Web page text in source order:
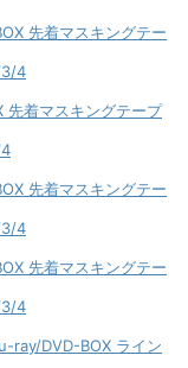
BOX ラインナップ
先着マスキングテー
4
着マスキングテープ
先着マスキングテー
4